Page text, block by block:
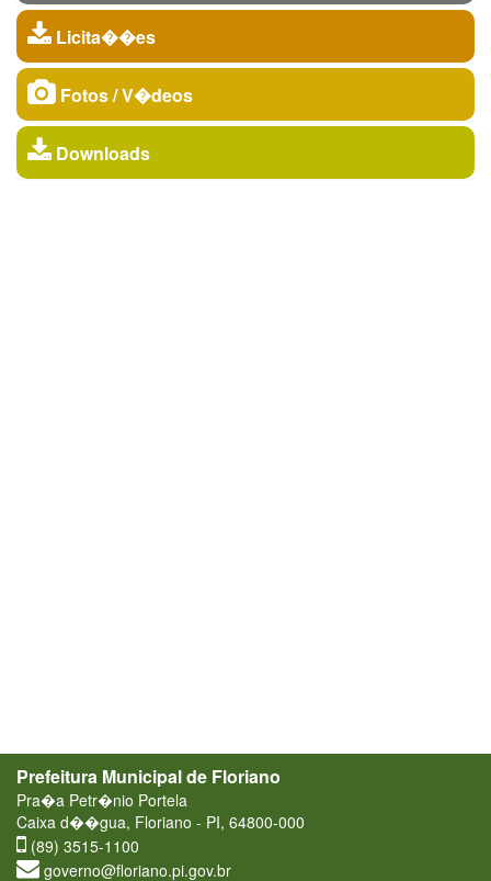
Licita��es
Fotos / V�deos
Downloads
Prefeitura Municipal de Floriano
Pra�a Petr�nio Portela
Caixa d��gua, Floriano - PI, 64800-000
(89) 3515-1100
governo@floriano.pi.gov.br